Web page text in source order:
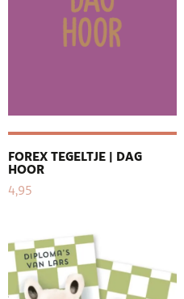
FOREX TEGELTJE | DAG
HOOR
4,95